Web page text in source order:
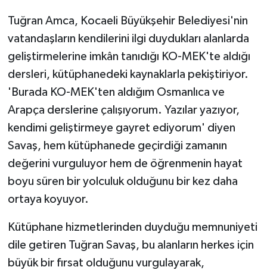
Tuğran Amca, Kocaeli Büyükşehir Belediyesi'nin
vatandaşların kendilerini ilgi duydukları alanlarda
geliştirmelerine imkân tanıdığı KO-MEK'te aldığı
dersleri, kütüphanedeki kaynaklarla pekiştiriyor.
'Burada KO-MEK'ten aldığım Osmanlıca ve
Arapça derslerine çalışıyorum. Yazılar yazıyor,
kendimi geliştirmeye gayret ediyorum' diyen
Savaş, hem kütüphanede geçirdiği zamanın
değerini vurguluyor hem de öğrenmenin hayat
boyu süren bir yolculuk olduğunu bir kez daha
ortaya koyuyor.
Kütüphane hizmetlerinden duyduğu memnuniyeti
dile getiren Tuğran Savaş, bu alanların herkes için
büyük bir fırsat olduğunu vurgulayarak,